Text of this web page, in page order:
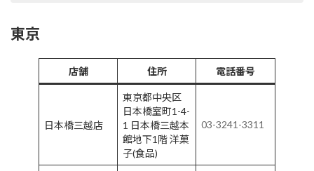
東京
店舗 住所 電話番号
日本橋三越店
東京都中央区
日本橋室町1-4-
1 日本橋三越本
館地下1階 洋菓
子(食品)
03-3241-3311